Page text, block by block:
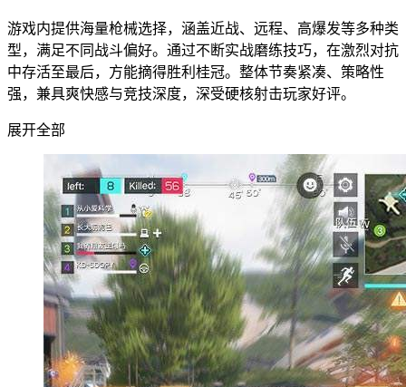
游戏内提供海量枪械选择，涵盖近战、远程、高爆发等多种类
型，满足不同战斗偏好。通过不断实战磨练技巧，在激烈对抗
中存活至最后，方能摘得胜利桂冠。整体节奏紧凑、策略性
强，兼具爽快感与竞技深度，深受硬核射击玩家好评。
展开全部